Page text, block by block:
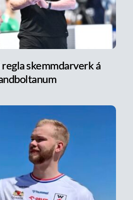
regla skemmdarverk á